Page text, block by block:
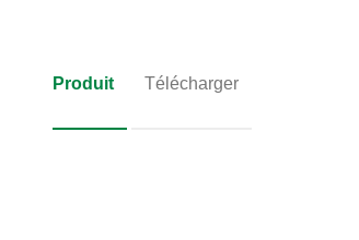
Produit Télécharger